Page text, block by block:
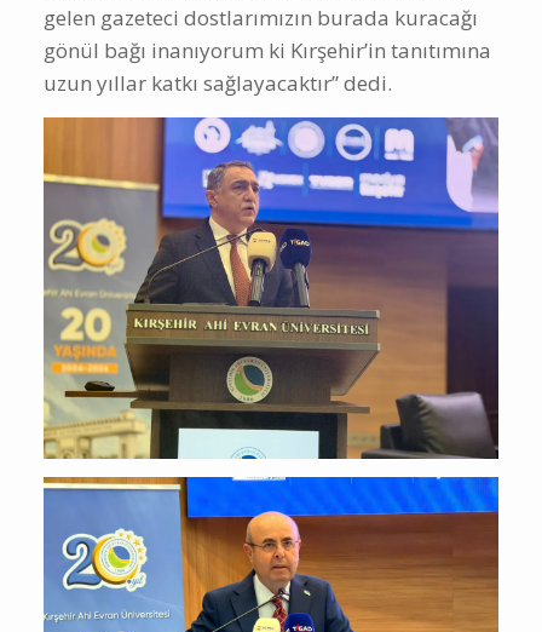
gelen gazeteci dostlarımızın burada kuracağı
gönül bağı inanıyorum ki Kırşehir’in tanıtımına
uzun yıllar katkı sağlayacaktır” dedi.